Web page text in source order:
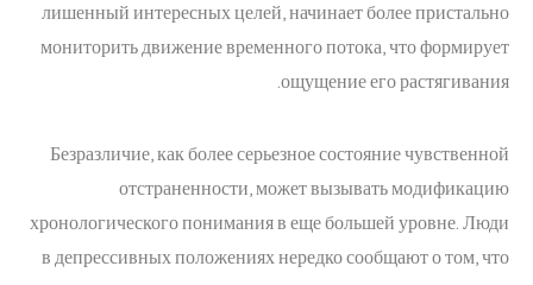
лишенный интересных целей, начинает более пристально
мониторить движение временного потока, что формирует
ощущение его растягивания.
Безразличие, как более серьезное состояние чувственной
отстраненности, может вызывать модификацию
хронологического понимания в еще большей уровне. Люди
в депрессивных положениях нередко сообщают о том, что